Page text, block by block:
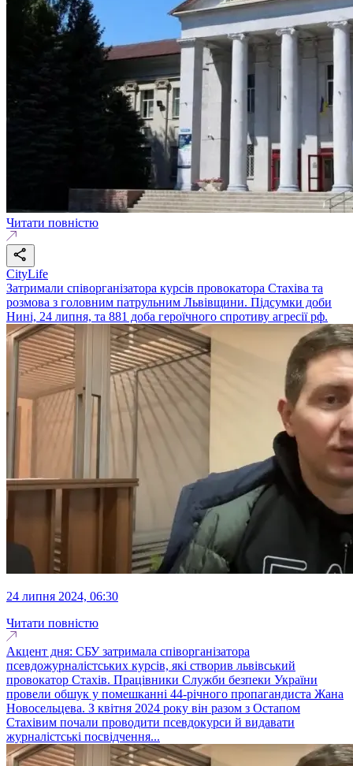
Читати повністю
CityLife
Затримали співорганізатора курсів провокатора Стахіва та
розмова з головним патрульним Львівщини. Підсумки доби
Нині, 24 липня, та 881 доба героїчного спротиву агресії рф.
24 липня 2024, 06:30
Читати повністю
Акцент дня: СБУ затримала співорганізатора
псевдожурналістських курсів, які створив львівський
провокатор Стахів. Працівники Служби безпеки України
провели обшук у помешканні 44-річного пропагандиста Жана
Новосельцева. З квітня 2024 року він разом з Остапом
Стахівим почали проводити псевдокурси й видавати
журналістські посвідчення...